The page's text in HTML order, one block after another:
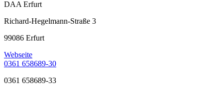
DAA Erfurt
Richard-Hegelmann-Straße 3
99086 Erfurt
Webseite
0361 658689-30
0361 658689-33